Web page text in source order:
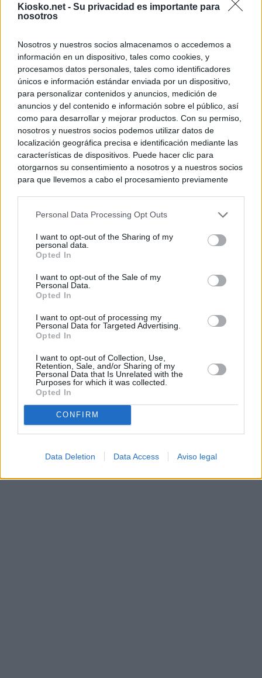
Kiosko.net - Su privacidad es importante para
nosotros
Nosotros y nuestros socios almacenamos o accedemos a
información en un dispositivo, tales como cookies, y
procesamos datos personales, tales como identificadores
únicos e información estándar enviada por un dispositivo,
para personalizar contenidos y anuncios, medición de
anuncios y del contenido e información sobre el público, así
como para desarrollar y mejorar productos. Con su permiso,
nosotros y nuestros socios podemos utilizar datos de
localización geográfica precisa e identificación mediante las
características de dispositivos. Puede hacer clic para
otorgarnos su consentimiento a nosotros y a nuestros socios
para que llevemos a cabo el procesamiento previamente
negar su consentimiento. Tenga en cuenta que algún
de su consentimiento, pero usted tiene el derecho de
rechazar tal procesamiento. Sus preferencias se aplicarán
cualquier momento entrando de nuevo en este sitio web o
visitando nuestra política de privacidad.
Personal Data Processing Opt Outs
I want to opt-out of the Sharing of my
personal data.
Opted In
I want to opt-out of the Sale of my
Personal Data.
Opted In
I want to opt-out of processing my
Personal Data for Targeted Advertising.
Opted In
I want to opt-out of Collection, Use,
Retention, Sale, and/or Sharing of my
Personal Data that Is Unrelated with the
Purposes for which it was collected.
Opted In
CONFIRM
Data Deletion Data Access Aviso legal